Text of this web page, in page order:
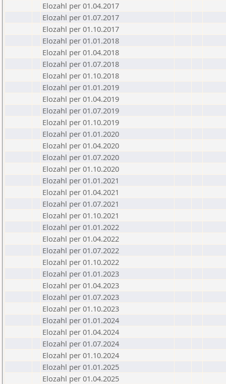
Elozahl per 01.04.2017
Elozahl per 01.07.2017
Elozahl per 01.10.2017
Elozahl per 01.01.2018
Elozahl per 01.04.2018
Elozahl per 01.07.2018
Elozahl per 01.10.2018
Elozahl per 01.01.2019
Elozahl per 01.04.2019
Elozahl per 01.07.2019
Elozahl per 01.10.2019
Elozahl per 01.01.2020
Elozahl per 01.04.2020
Elozahl per 01.07.2020
Elozahl per 01.10.2020
Elozahl per 01.01.2021
Elozahl per 01.04.2021
Elozahl per 01.07.2021
Elozahl per 01.10.2021
Elozahl per 01.01.2022
Elozahl per 01.04.2022
Elozahl per 01.07.2022
Elozahl per 01.10.2022
Elozahl per 01.01.2023
Elozahl per 01.04.2023
Elozahl per 01.07.2023
Elozahl per 01.10.2023
Elozahl per 01.01.2024
Elozahl per 01.04.2024
Elozahl per 01.07.2024
Elozahl per 01.10.2024
Elozahl per 01.01.2025
Elozahl per 01.04.2025